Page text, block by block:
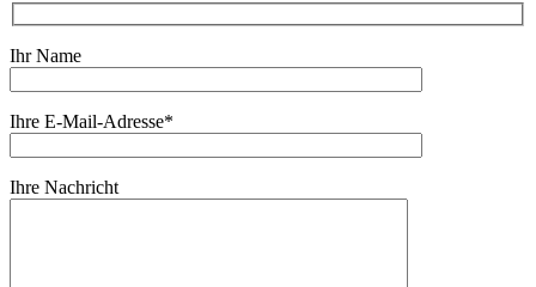
Ihr Name
Ihre E-Mail-Adresse*
Ihre Nachricht